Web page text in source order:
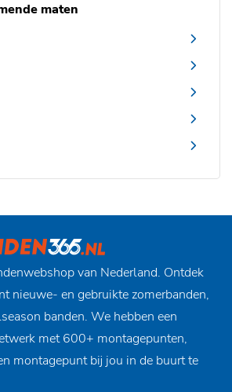
maten
van Nederland. Ontdek
nieuwe- en gebruikte zomerbanden,
banden. We hebben een
met 600+ montagepunten,
montagepunt bij jou in de buurt te